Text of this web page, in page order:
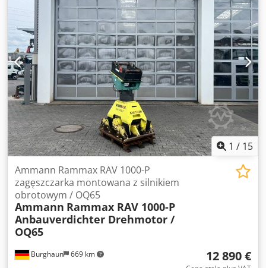
1 / 15
Burghaun 669 km
Ammann Rammax RAV 1000-P
zagęszczarka montowana z silnikiem
obrotowym / OQ65
Ammann Rammax RAV 1000-P
Anbauverdichter Drehmotor /
OQ65
12 890 €